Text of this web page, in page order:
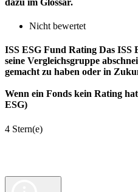
Nicht bewertet
ISS ESG Fund Rating Das ISS
seine Vergleichsgruppe
gemacht zu haben oder in
Wenn ein Fonds kein Rating
ESG)
4 Stern(e)